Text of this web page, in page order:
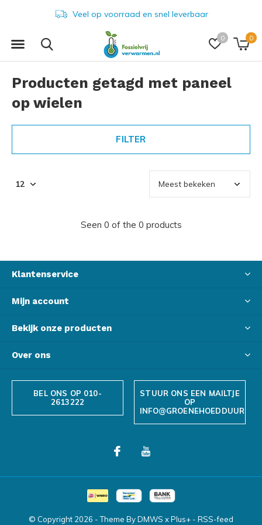
0 0
Veel op voorraad en snel leverbaar
Producten getagd met paneel
op wielen
FILTER
Seen 0 of the 0 products
Klantenservice
Mijn account
Bekijk onze producten
Over ons
BEL ONS OP 010-
2613222
STUUR ONS EEN MAILTJE
OP
© Copyright 2026 - Theme ByDMWS xPlus+ - RSS-feed